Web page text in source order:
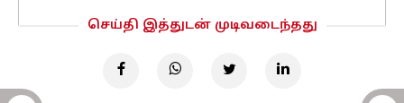
செய்தி இத்துடன் முடிவடைந்தது